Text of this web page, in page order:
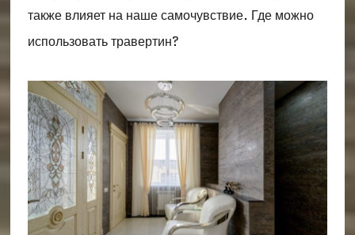
также влияет на наше самочувствие. Где можно
использовать травертин?